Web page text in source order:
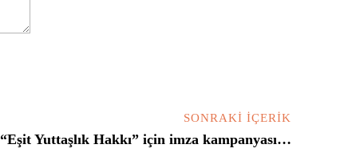
SONRAKI İÇERIK
“Eşit Yuttaşlık Hakkı” için imza kampanyası…